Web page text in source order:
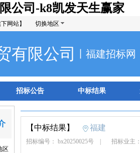
公司-k8凯发天生赢家
网站】 切换地区
有限公司 丨福建招标网
招标公告 中标结果
区
【中标结果】 福建
招标编号： bx20250025号 招标业主